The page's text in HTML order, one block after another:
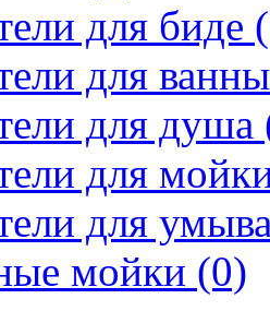
для биде
для
для душа
для
для
мойки (0)